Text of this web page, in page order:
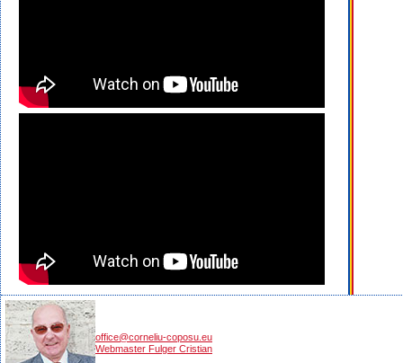
office@corneliu-coposu.eu
Webmaster Fulger Cristian